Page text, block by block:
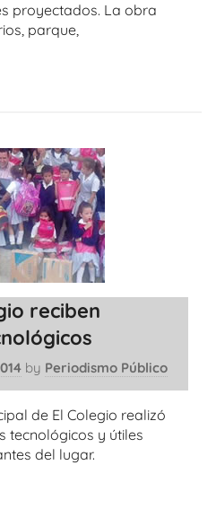
proyectados. La obra
parque,
reciben
by Periodismo Público
de El Colegio realizó
tecnológicos y útiles
del lugar.